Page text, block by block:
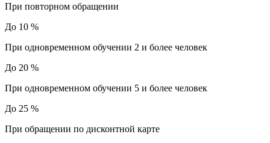
При повторном обращении
До 10 %
При одновременном обучении 2 и более человек
До 20 %
При одновременном обучении 5 и более человек
До 25 %
При обращении по дисконтной карте